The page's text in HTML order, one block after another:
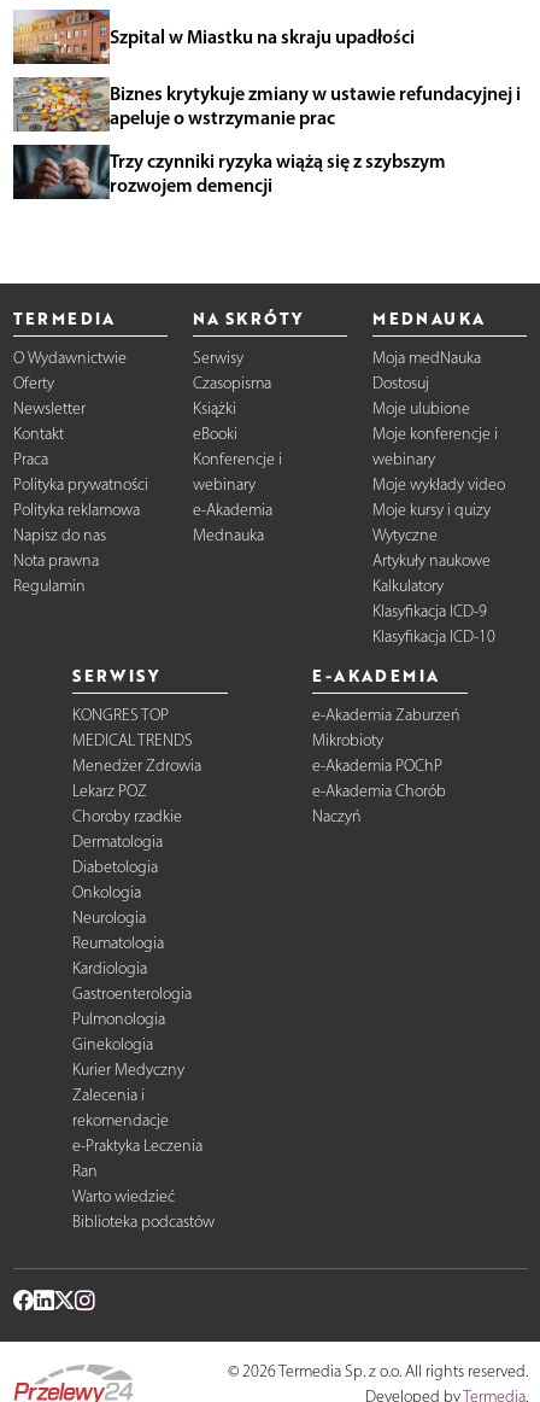
Szpital w Miastku na skraju upadłości
Biznes krytykuje zmiany w ustawie refundacyjnej i
apeluje o wstrzymanie prac
Trzy czynniki ryzyka wiążą się z szybszym
rozwojem demencji
TERMEDIA
O Wydawnictwie
Oferty
Newsletter
Kontakt
Praca
Polityka prywatności
Polityka reklamowa
Napisz do nas
Nota prawna
Regulamin
NA SKRÓTY
Serwisy
Czasopisma
Książki
eBooki
Konferencje i
webinary
e-Akademia
Mednauka
MEDNAUKA
Moja medNauka
Dostosuj
Moje ulubione
Moje konferencje i
webinary
Moje wykłady video
Moje kursy i quizy
Wytyczne
Artykuły naukowe
Kalkulatory
Klasyfikacja ICD-9
Klasyfikacja ICD-10
SERWISY
KONGRES TOP
MEDICAL TRENDS
Menedżer Zdrowia
Lekarz POZ
Choroby rzadkie
Dermatologia
Diabetologia
Onkologia
Neurologia
Reumatologia
Kardiologia
Gastroenterologia
Pulmonologia
Ginekologia
Kurier Medyczny
Zalecenia i
rekomendacje
e-Praktyka Leczenia
Ran
Warto wiedzieć
Biblioteka podcastów
E-AKADEMIA
e-Akademia Zaburzeń
Mikrobioty
e-Akademia POChP
e-Akademia Chorób
Naczyń
© 2026 Termedia Sp. z o.o. All rights reserved.
Developed byTermedia.